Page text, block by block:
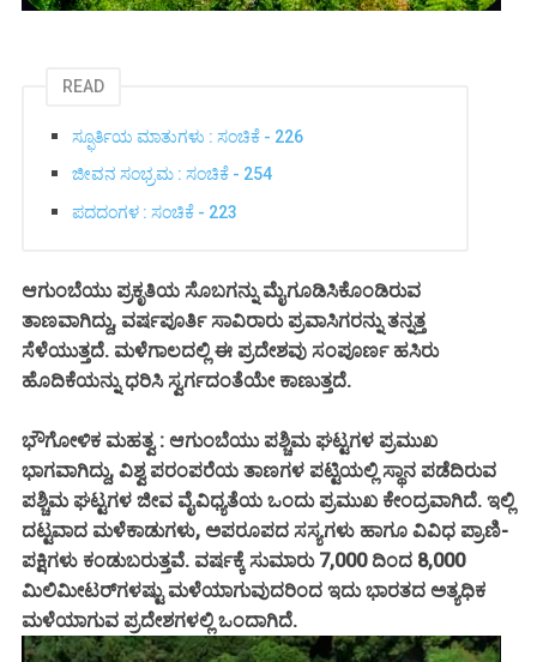
READ
ಸ್ಫೂರ್ತಿಯ ಮಾತುಗಳು : ಸಂಚಿಕೆ - 226
ಜೀವನ ಸಂಭ್ರಮ : ಸಂಚಿಕೆ - 254
ಪದದಂಗಳ : ಸಂಚಿಕೆ - 223
ಆಗುಂಬೆಯು ಪ್ರಕೃತಿಯ ಸೊಬಗನ್ನು ಮೈಗೂಡಿಸಿಕೊಂಡಿರುವ
ತಾಣವಾಗಿದ್ದು, ವರ್ಷಪೂರ್ತಿ ಸಾವಿರಾರು ಪ್ರವಾಸಿಗರನ್ನು ತನ್ನತ್ತ
ಸೆಳೆಯುತ್ತದೆ. ಮಳೆಗಾಲದಲ್ಲಿ ಈ ಪ್ರದೇಶವು ಸಂಪೂರ್ಣ ಹಸಿರು
ಹೊದಿಕೆಯನ್ನು ಧರಿಸಿ ಸ್ವರ್ಗದಂತೆಯೇ ಕಾಣುತ್ತದೆ.
ಭೌಗೋಳಿಕ ಮಹತ್ವ : ಆಗುಂಬೆಯು ಪಶ್ಚಿಮ ಘಟ್ಟಗಳ ಪ್ರಮುಖ
ಭಾಗವಾಗಿದ್ದು, ವಿಶ್ವ ಪರಂಪರೆಯ ತಾಣಗಳ ಪಟ್ಟಿಯಲ್ಲಿ ಸ್ಥಾನ ಪಡೆದಿರುವ
ಪಶ್ಚಿಮ ಘಟ್ಟಗಳ ಜೀವ ವೈವಿಧ್ಯತೆಯ ಒಂದು ಪ್ರಮುಖ ಕೇಂದ್ರವಾಗಿದೆ. ಇಲ್ಲಿ
ದಟ್ಟವಾದ ಮಳೆಕಾಡುಗಳು, ಅಪರೂಪದ ಸಸ್ಯಗಳು ಹಾಗೂ ವಿವಿಧ ಪ್ರಾಣಿ-
ಪಕ್ಷಿಗಳು ಕಂಡುಬರುತ್ತವೆ. ವರ್ಷಕ್ಕೆ ಸುಮಾರು 7,000 ದಿಂದ 8,000
ಮಿಲಿಮೀಟರ್‌ಗಳಷ್ಟು ಮಳೆಯಾಗುವುದರಿಂದ ಇದು ಭಾರತದ ಅತ್ಯಧಿಕ
ಮಳೆಯಾಗುವ ಪ್ರದೇಶಗಳಲ್ಲಿ ಒಂದಾಗಿದೆ.